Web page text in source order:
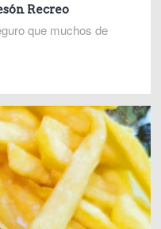
Recreo
que muchos de